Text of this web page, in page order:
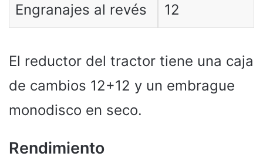
Engranajes al revés 12
El reductor del tractor tiene una caja
de cambios 12+12 y un embrague
monodisco en seco.
Rendimiento